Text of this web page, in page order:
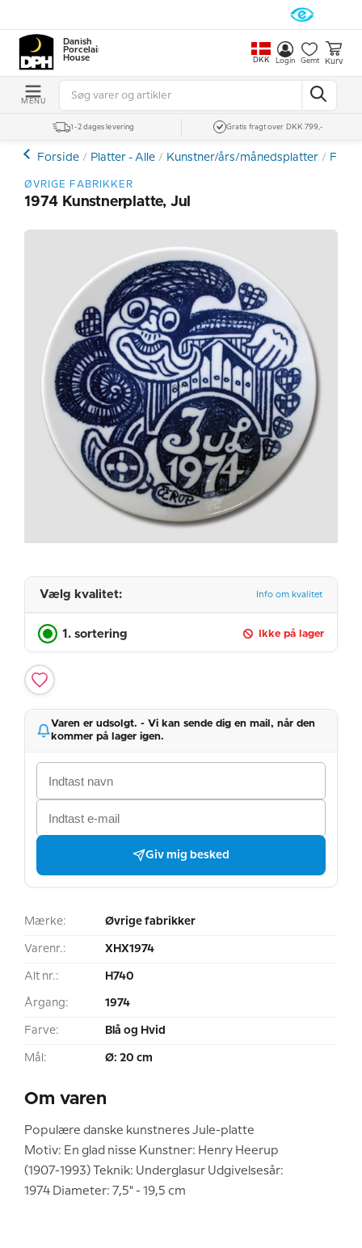
Danish
Porcelain
House
DKK Login Gemt Kurv
MENU
1-2 dages levering Gratis fragt over DKK 799,-
Forside Platter - Alle Kunstner/års/månedsplatter
ØVRIGE FABRIKKER
1974 Kunstnerplatte, Jul
Vælg kvalitet: Info om kvalitet
1. sortering Ikke på lager
Varen er udsolgt. - Vi kan sende dig en mail, når den
kommer på lager igen.
Giv mig besked
Mærke: Øvrige fabrikker
Varenr.: XHX1974
Alt nr.: H740
Årgang: 1974
Farve: Blå og Hvid
Mål: Ø: 20 cm
Om varen
Populære danske kunstneres Jule-platte
Motiv: En glad nisse Kunstner: Henry Heerup
(1907-1993) Teknik: Underglasur Udgivelsesår:
1974 Diameter: 7,5" - 19,5 cm